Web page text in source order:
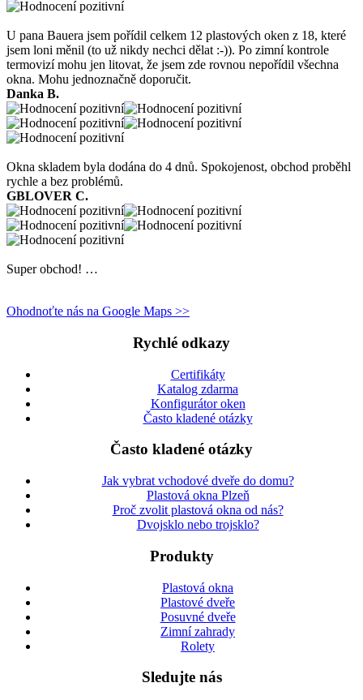
U pana Bauera jsem pořídil celkem 12 plastových oken z 18, které
jsem loni měnil (to už nikdy nechci dělat :-)). Po zimní kontrole
termovizí mohu jen litovat, že jsem zde rovnou nepořídil všechna
okna. Mohu jednoznačně doporučit.
Danka B.
Okna skladem byla dodána do 4 dnů. Spokojenost, obchod proběhl
rychle a bez problémů.
GBLOVER C.
Super obchod! …
Ohodnoťte nás na Google Maps >>
Rychlé odkazy
Certifikáty
Katalog zdarma
Konfigurátor oken
Často kladené otázky
Často kladené otázky
Jak vybrat vchodové dveře do domu?
Plastová okna Plzeň
Proč zvolit plastová okna od nás?
Dvojsklo nebo trojsklo?
Produkty
Plastová okna
Plastové dveře
Posuvné dveře
Zimní zahrady
Rolety
Sledujte nás